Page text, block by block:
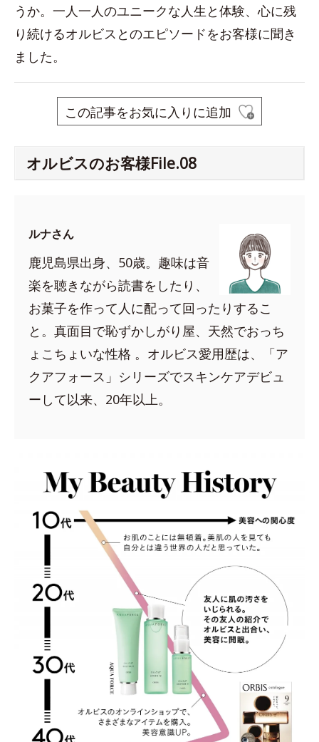
うか。一人一人のユニークな人生と体験、心に残
り続けるオルビスとのエピソードをお客様に聞き
ました。
この記事をお気に入りに追加
オルビスのお客様File.08
ルナさん
鹿児島県出身、50歳。趣味は音
楽を聴きながら読書をしたり、
お菓子を作って人に配って回ったりするこ
と。真面目で恥ずかしがり屋、天然でおっち
ょこちょいな性格 。オルビス愛用歴は、「ア
クアフォース」シリーズでスキンケアデビュ
ーして以来、20年以上。